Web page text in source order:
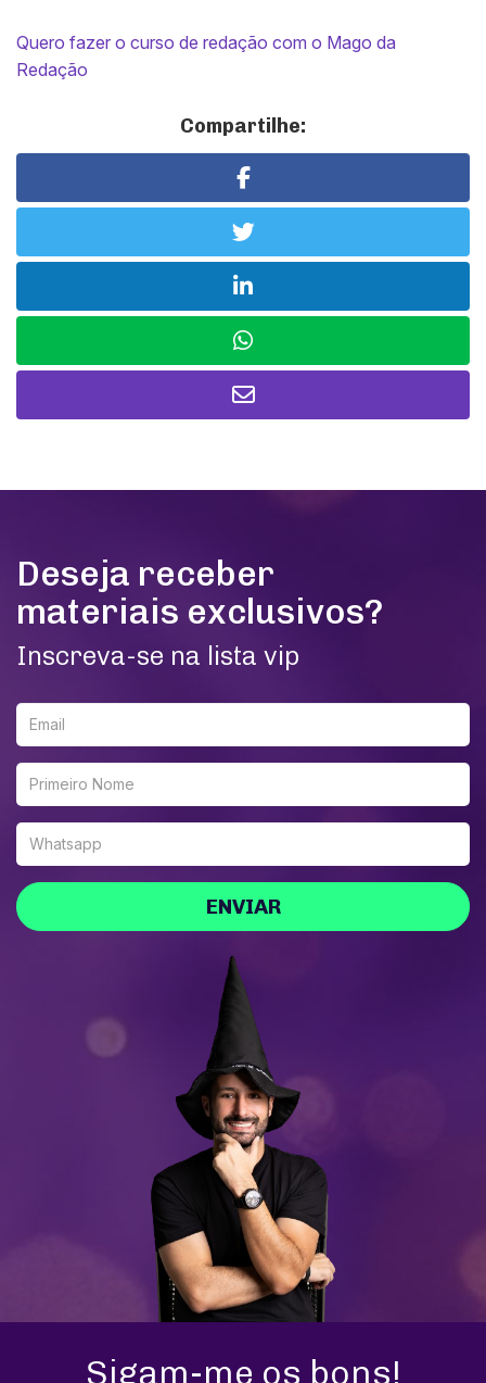
Quero fazer o curso de redação com o Mago da
Redação
Compartilhe:
Deseja receber
materiais exclusivos?
Inscreva-se na lista vip
ENVIAR
Sigam-me os bons!